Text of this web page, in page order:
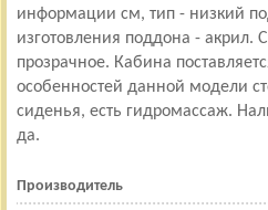
информации см, тип - низкий
изготовления поддона - акрил.
прозрачное. Кабина
особенностей данной модели
сиденья, есть гидромассаж.
да.
Производитель